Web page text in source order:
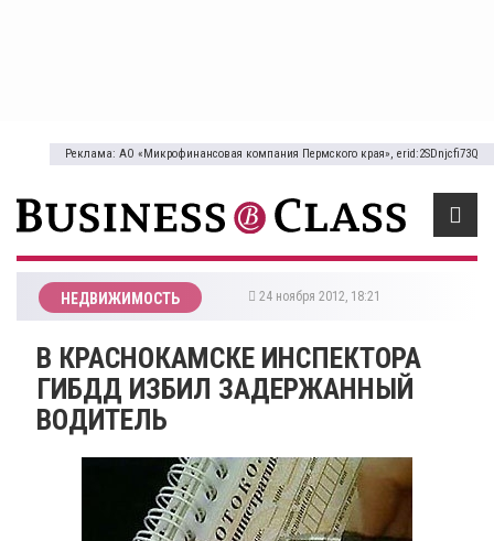
Реклама: АО «Микрофинансовая компания Пермского края», erid:2SDnjcfi73Q
НЕДВИЖИМОСТЬ 24 ноября 2012, 18:21
В КРАСНОКАМСКЕ ИНСПЕКТОРА
ГИБДД ИЗБИЛ ЗАДЕРЖАННЫЙ
ВОДИТЕЛЬ